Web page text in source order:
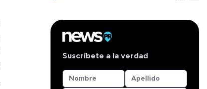
Suscríbete a la verdad